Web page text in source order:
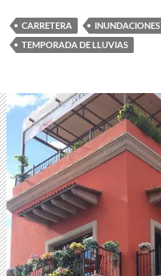
CARRETERA INUNDACIONES
TEMPORADA DE LLUVIAS